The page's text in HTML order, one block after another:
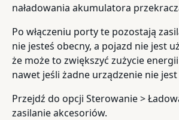
naładowania akumulatora
Po włączeniu porty te pozostają
nie jesteś obecny, a pojazd nie jest
że może to zwiększyć zużycie
nawet jeśli żadne urządzenie nie jest
Przejdź do opcji Sterowanie >
zasilanie akcesoriów.